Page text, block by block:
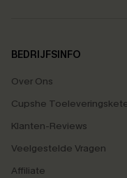
BEDRIJFSINFO
Over Ons
Cupshe
Klanten-Reviews
Veelgestelde Vragen
Affiliate